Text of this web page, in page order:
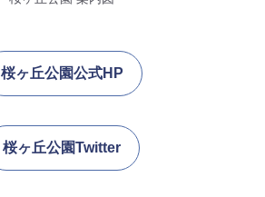
桜ヶ丘公園公式HP
桜ヶ丘公園Twitter